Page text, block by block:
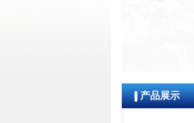
null
产品展示